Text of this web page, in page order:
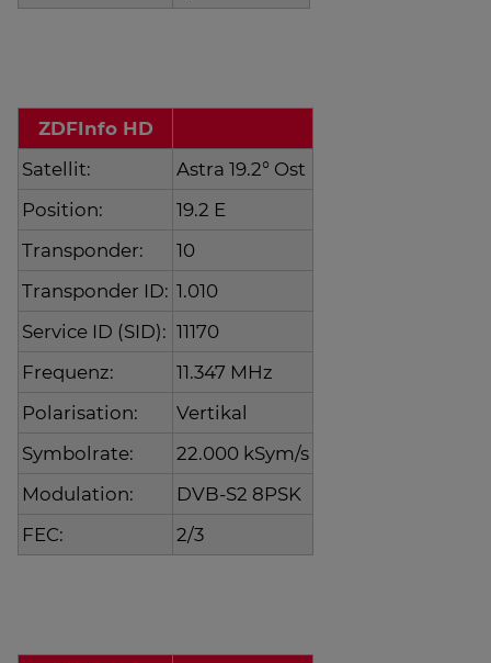
ZDFInfo HD
Satellit:
Astra 19.2° Ost
Position:
19.2 E
Transponder:
10
Transponder ID: 1.010
Service ID (SID): 11170
Frequenz:
11.347 MHz
Polarisation:
Vertikal
Symbolrate:
22.000 kSym/s
Modulation:
DVB-S2 8PSK
FEC:
2/3